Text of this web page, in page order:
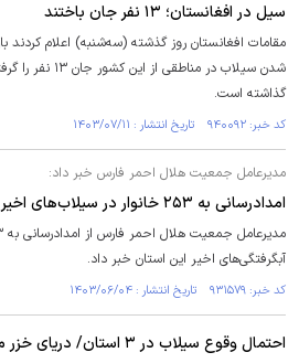
سیل در افغانستان؛ ۱۳ نفر جان باختند
مقامات افغانستان روز گذشته (سه‌شنبه) اعلام کردند
گذاشته است.
کد خبر: ۹۴۰۰۹۲ تاریخ انتشار : ۱۴۰۳/۰۷/۱۱
مدیرعامل جمعیت هلال احمر فارس خبر داد:
امدادرسانی به ۲۵۳ خانوار در سیلاب‌های اخیر فارس
آبگرفتگی‌های اخیر این استان خبر داد.
کد خبر: ۹۳۱۵۷۹ تاریخ انتشار : ۱۴۰۳/۰۶/۰۴
احتمال وقوع سیلاب در ۳ استان/ دریای خزر مواج می‌شود